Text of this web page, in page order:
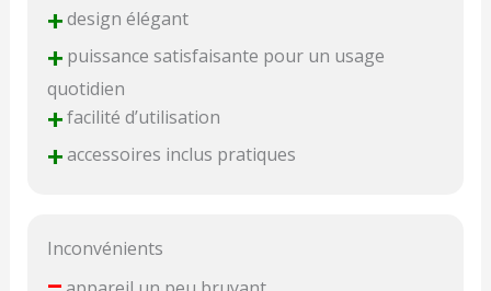
+design élégant
+puissance satisfaisante pour un usage
quotidien
+facilité d’utilisation
+accessoires inclus pratiques
Inconvénients